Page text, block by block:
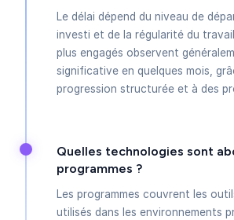
Le délai dépend du niveau de
investi et de la régularité du
plus engagés observent
significative en quelques mois,
progression structurée et à des
Quelles technologies sont
programmes ?
Les programmes couvrent les
utilisés dans les environnements